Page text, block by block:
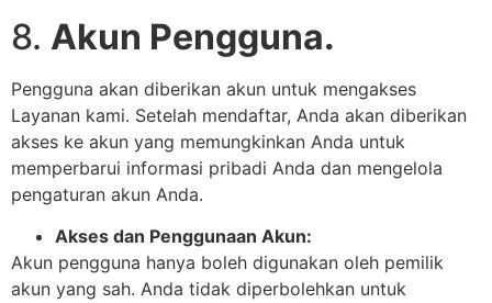
8. Akun Pengguna.
Pengguna akan diberikan akun untuk mengakses
Layanan kami. Setelah mendaftar, Anda akan diberikan
akses ke akun yang memungkinkan Anda untuk
memperbarui informasi pribadi Anda dan mengelola
pengaturan akun Anda.
Akses dan Penggunaan Akun:
Akun pengguna hanya boleh digunakan oleh pemilik
akun yang sah. Anda tidak diperbolehkan untuk